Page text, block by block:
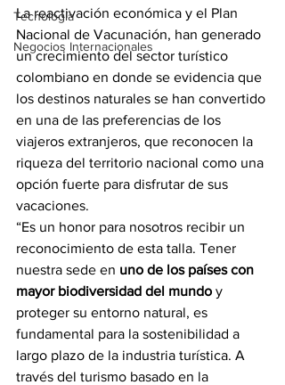
Tecnología
Negocios Internacionales
La reactivación económica y el Plan
Nacional de Vacunación, han generado
un crecimiento del sector turístico
colombiano en donde se evidencia que
los destinos naturales se han convertido
en una de las preferencias de los
viajeros extranjeros, que reconocen la
riqueza del territorio nacional como una
opción fuerte para disfrutar de sus
vacaciones.
“Es un honor para nosotros recibir un
reconocimiento de esta talla. Tener
nuestra sede en uno de los países con
mayor biodiversidad del mundo y
proteger su entorno natural, es
fundamental para la sostenibilidad a
largo plazo de la industria turística. A
través del turismo basado en la